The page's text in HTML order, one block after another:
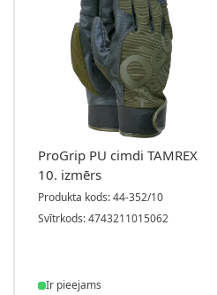
ProGrip PU cimdi TAMREX
10. izmērs
Produkta kods: 44-352/10
Svītrkods: 4743211015062
Ir pieejams